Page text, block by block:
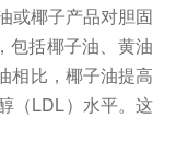
或椰子产品对胆固
包括椰子油、黄油
相比，椰子油提高
（LDL）水平。这